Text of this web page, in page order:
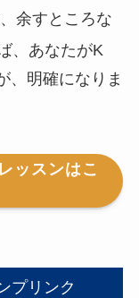
、余すところな
、あなたがK
、明確になりま
ッスンはこ
プリンク